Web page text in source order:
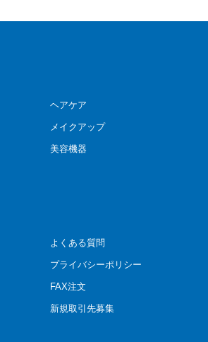
ヘアケア
メイクアップ
美容機器
よくある質問
プライバシーポリシー
FAX注文
新規取引先募集